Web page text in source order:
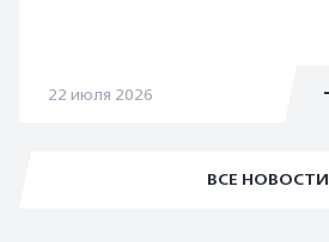
ВСЕ НОВОСТИ
22 июля 2026